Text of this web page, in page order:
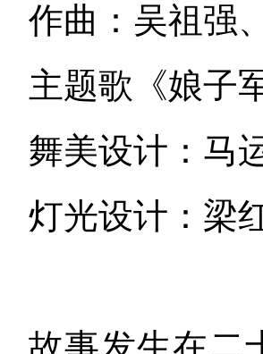
作曲：吴祖强
主题歌《娘子
舞美设计：马
灯光设计：梁